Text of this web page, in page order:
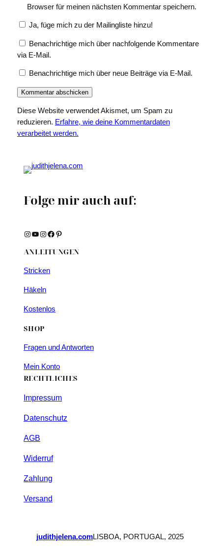
Browser für meinen nächsten Kommentar speichern.
Ja, füge mich zu der Mailingliste hinzu!
Benachrichtige mich über nachfolgende Kommentare
via E-Mail.
Benachrichtige mich über neue Beiträge via E-Mail.
Diese Website verwendet Akismet, um Spam zu
reduzieren. Erfahre, wie deine Kommentardaten
verarbeitet werden.
Folge mir auch auf:
Instagram YouTube Instagram Facebook Pinterest
ANLEITUNGEN
Stricken
Häkeln
Kostenlos
SHOP
Fragen und Antworten
Mein Konto
RECHTLICHES
Impressum
Datenschutz
AGB
Widerruf
Zahlung
Versand
judithjelena.comLISBOA, PORTUGAL, 2025